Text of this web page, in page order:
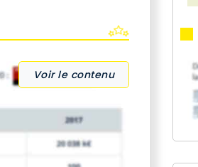
Voir le contenu